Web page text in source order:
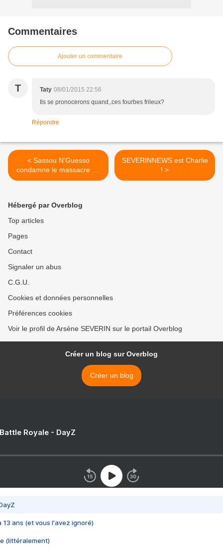
Commentaires
Ajouter un commentaire
T Taty 08/01/2015 22:56
Ils se pronocerons quand,.ces fourbes frileux?
Répondre
< Sassou N'Guesso
condamne le massacre de
Charlie Hebdo
SEVERINNEWS est Charlie
! >
Hébergé par Overblog
Top articles
Pages
Contact
Signaler un abus
C.G.U.
Cookies et données personnelles
Préférences cookies
Voir le profil de Arsène SEVERIN sur le portail Overblog
Créer un blog sur Overblog
Créer un blog
Royale - DayZ
13 ans (et vous l'avez ignoré)
(littéralement)